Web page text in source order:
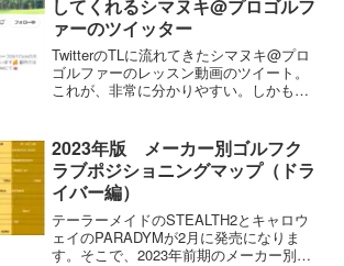
してくれるシマヌキ@プロゴルフ
ァーのツイッター
TwitterのTLに流れてきたシマヌキ@プロ
ゴルファーのレッスン動画のツイート。
これが、非常に分かりやすい。しかも、
れは誰もが真似をしたほうがいいと思い
ます。これは難...
2023年版 メーカー別ゴルフク
ラブポジショニングマップ（ドラ
イバー編）
テーラーメイドのSTEALTH2とキャロウ
ェイのPARADYMが2月に発売になりま
す。そこで、2023年前期のメーカー別ゴ